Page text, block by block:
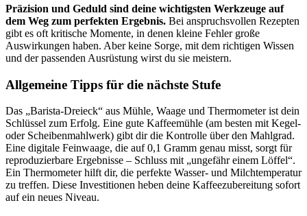
Präzision und Geduld sind deine wichtigsten Werkzeuge auf
dem Weg zum perfekten Ergebnis. Bei anspruchsvollen Rezepten
gibt es oft kritische Momente, in denen kleine Fehler große
Auswirkungen haben. Aber keine Sorge, mit dem richtigen Wissen
und der passenden Ausrüstung wirst du sie meistern.
Allgemeine Tipps für die nächste Stufe
Das „Barista-Dreieck“ aus Mühle, Waage und Thermometer ist dein
Schlüssel zum Erfolg. Eine gute Kaffeemühle (am besten mit Kegel-
oder Scheibenmahlwerk) gibt dir die Kontrolle über den Mahlgrad.
Eine digitale Feinwaage, die auf 0,1 Gramm genau misst, sorgt für
reproduzierbare Ergebnisse – Schluss mit „ungefähr einem Löffel“.
Ein Thermometer hilft dir, die perfekte Wasser- und Milchtemperatur
zu treffen. Diese Investitionen heben deine Kaffeezubereitung sofort
auf ein neues Niveau.